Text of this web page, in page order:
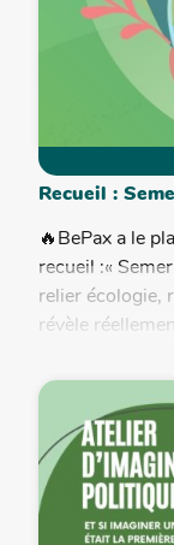
Recueil :
🔥BePax a le
recueil :«
relier écologie,
révèle